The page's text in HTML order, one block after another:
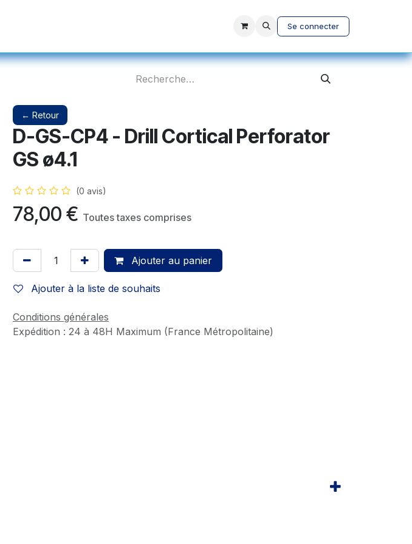
Se connecter
← Retour
D-GS-CP4 - Drill Cortical Perforator
GS ø4.1
(0 avis)
78,00 € Toutes taxes comprises
Ajouter au panier
Ajouter à la liste de souhaits
Conditions générales
Expédition : 24 à 48H Maximum (France Métropolitaine)